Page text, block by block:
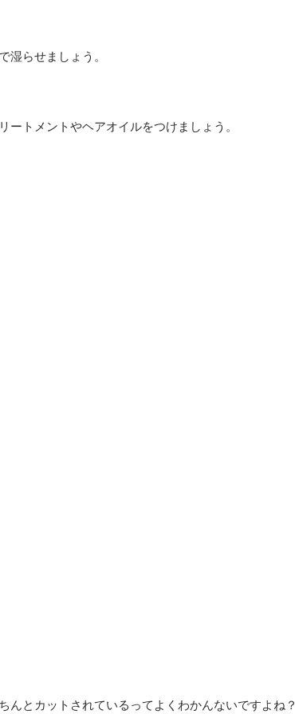
湿らせましょう。
トメントやヘアオイルをつけましょう。
んとカットされているってよくわかんないですよね？